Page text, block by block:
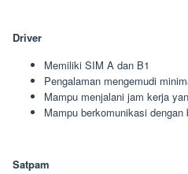
Driver
Memiliki SIM A dan B1
Pengalaman mengemudi
Mampu menjalani jam kerja
Mampu berkomunikasi dengan
Satpam